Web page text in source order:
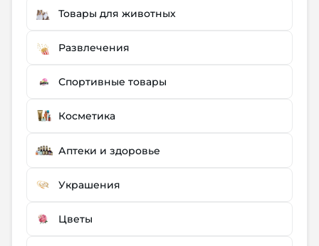
Товары для животных
Развлечения
Спортивные товары
Косметика
Аптеки и здоровье
Украшения
Цветы